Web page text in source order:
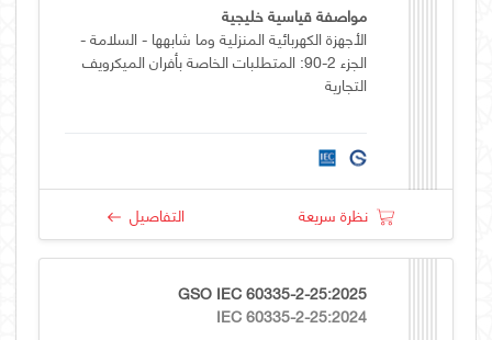
مواصفة قياسية خليجية
الأجهزة الكهربائية المنزلية وما شابهها - السلامة -
الجزء 2-90: المتطلبات الخاصة بأفران الميكرويف
التجارية
نظرة سريعة التفاصيل
GSO IEC 60335-2-25:2025
IEC 60335-2-25:2024